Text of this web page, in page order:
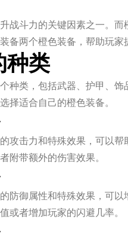
战斗力的关键因素之一。
备两个橙色装备，帮助玩家
种类
种类，包括武器、护甲、
择适合自己的橙色装备。
攻击力和特殊效果，可以
附带额外的伤害效果。
防御属性和特殊效果，可
或者增加玩家的闪避几率。